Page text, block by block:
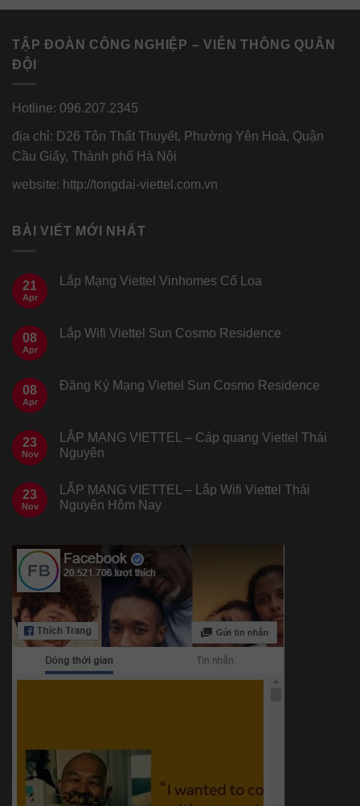
TẬP ĐOÀN CÔNG NGHIỆP – VIỄN THÔNG QUÂN
ĐỘI
Hotline: 096.207.2345
địa chỉ: D26 Tôn Thất Thuyết, Phường Yên Hoà, Quận
Cầu Giấy, Thành phố Hà Nội
website: http://tongdai-viettel.com.vn
BÀI VIẾT MỚI NHẤT
21
Apr
Lắp Mạng Viettel Vinhomes Cổ Loa
08
Apr
Lắp Wifi Viettel Sun Cosmo Residence
08
Apr
Đăng Ký Mạng Viettel Sun Cosmo Residence
23
Nov
LẮP MẠNG VIETTEL – Cáp quang Viettel Thái
Nguyên
23
Nov
LẮP MẠNG VIETTEL – Lắp Wifi Viettel Thái
Nguyên Hôm Nay